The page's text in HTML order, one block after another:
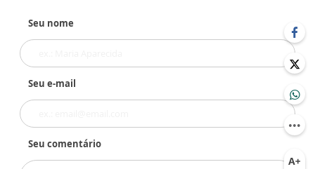
Seu nome
Seu e-mail
Seu comentário